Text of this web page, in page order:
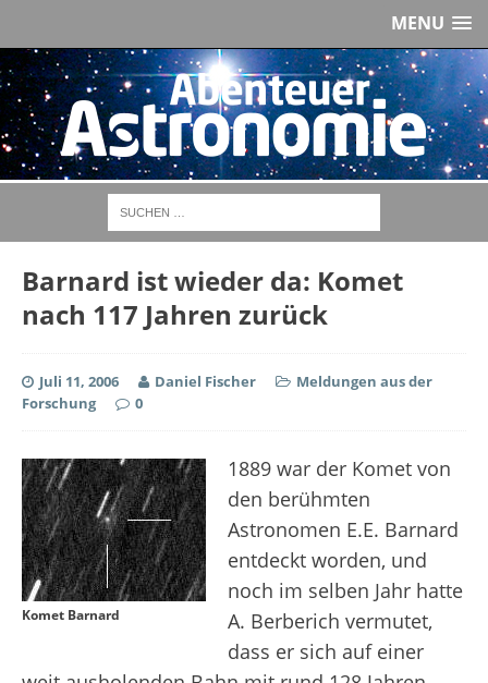
MENU
Barnard ist wieder da: Komet
nach 117 Jahren zurück
Juli 11, 2006 Daniel Fischer
Meldungen aus der
Forschung
0
Komet Barnard
1889 war der Komet von
den berühmten
Astronomen E.E. Barnard
entdeckt worden, und
noch im selben Jahr hatte
A. Berberich vermutet,
dass er sich auf einer